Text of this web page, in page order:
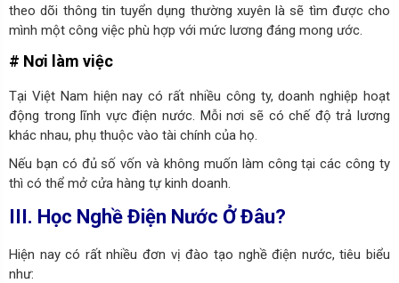
theo dõi thông tin tuyển dụng thường xuyên là sẽ tìm được cho
mình một công việc phù hợp với mức lương đáng mong ước.
# Nơi làm việc
Tại Việt Nam hiện nay có rất nhiều công ty, doanh nghiệp hoạt
động trong lĩnh vực điện nước. Mỗi nơi sẽ có chế độ trả lương
khác nhau, phụ thuộc vào tài chính của họ.
Nếu bạn có đủ số vốn và không muốn làm công tại các công ty
thì có thể mở cửa hàng tự kinh doanh.
III. Học Nghề Điện Nước Ở Đâu?
Hiện nay có rất nhiều đơn vị đào tạo nghề điện nước, tiêu biểu
như: